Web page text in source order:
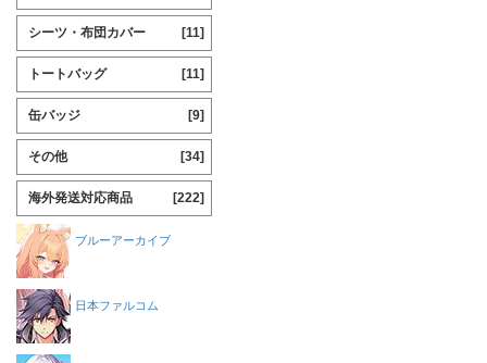
シーツ・布団カバー [11]
トートバッグ [11]
缶バッジ [9]
その他 [34]
海外発送対応商品 [222]
ブルーアーカイブ
日本ファルコム